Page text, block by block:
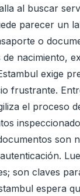
al buscar
parecer un
o
nacimiento,
exige
frustrante.
el proceso
son
son claves
espera